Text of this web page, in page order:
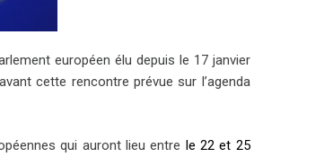
européen élu depuis le 17 janvier
cette rencontre prévue sur l’agenda
qui auront lieu entre le 22 et 25